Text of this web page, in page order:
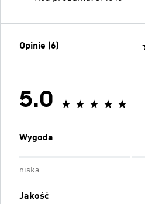
Opinie (6)
5.0
Wygoda
niska
Jakość